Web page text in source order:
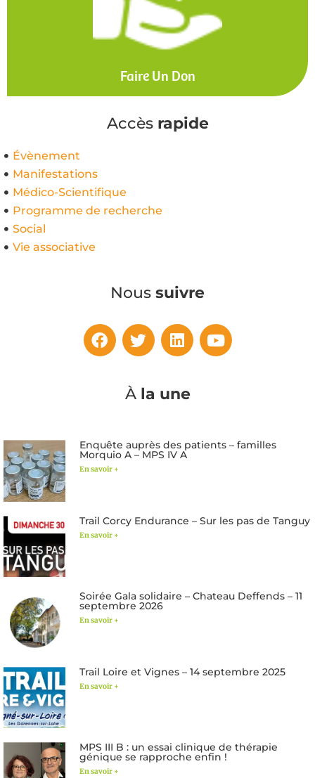
Faire Un Don
Accès rapide
Évènement
Manifestations
Médico-Scientifique
Programme de recherche
Social
Vie associative
Nous suivre
À la une
Enquête auprès des patients – familles
Morquio A – MPS IV A
En savoir +
Trail Corcy Endurance – Sur les pas de Tanguy
En savoir +
Soirée Gala solidaire – Chateau Deffends – 11
septembre 2026
En savoir +
Trail Loire et Vignes – 14 septembre 2025
En savoir +
MPS III B : un essai clinique de thérapie
génique se rapproche enfin !
En savoir +